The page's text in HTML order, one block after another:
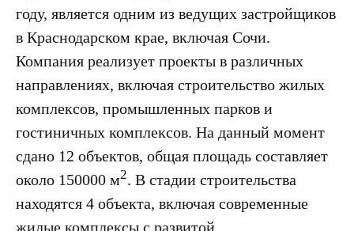
году, является одним из ведущих застройщиков
в Краснодарском крае, включая Сочи.
Компания реализует проекты в различных
направлениях, включая строительство жилых
комплексов, промышленных парков и
гостиничных комплексов. На данный момент
сдано 12 объектов, общая площадь составляет
около 150000 м2. В стадии строительства
находятся 4 объекта, включая современные
жилые комплексы с развитой